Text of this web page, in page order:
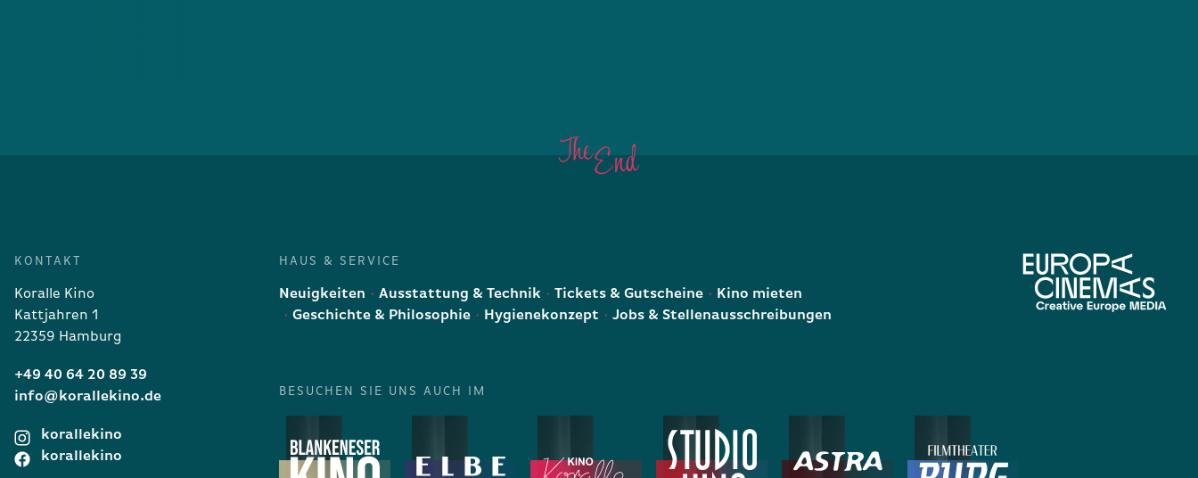
KONTAKT
Koralle Kino
Kattjahren 1
22359 Hamburg
+49 40 64 20 89 39
info@korallekino.de
korallekino
korallekino
HAUS & SERVICE
Neuigkeiten Ausstattung & Technik Tickets & Gutscheine
Kino mieten
Geschichte & Philosophie
Hygienekonzept Jobs & Stellenausschreibungen
BESUCHEN SIE UNS AUCH IM